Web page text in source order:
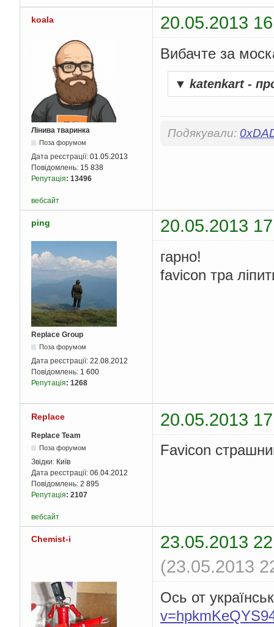
koala 20.05.2013
Лінива тваринка
Поза форумом
Дата реєстрації: 01.05.2013
Повідомлень: 15 838
Репутація: 13496
Вибачте за
▼ katenkart -
Подякували:
вебсайт
ping 20.05.2013
Replace Group
Поза форумом
Дата реєстрації: 22.08.2012
Повідомлень: 1 600
Репутація: 1268
гарно!
favicon тра
Replace 20.05.2013
Replace Team
Поза форумом
Звідки: Київ
Дата реєстрації: 06.04.2012
Повідомлень: 2 895
Репутація: 2107
Favicon
вебсайт
Chemist-i
23.05.2013
(23.05.2013
Ось от